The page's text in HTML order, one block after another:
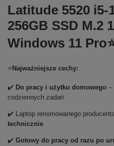
Latitude 5520 i5-
256GB SSD M.2
Windows 11
⭐ Najważniejsze cechy:
✔️ Do pracy i użytku domowego –
codziennych zadań
✔️ Laptop renomowanego
technicznie
✔️ Gotowy do pracy od razu po